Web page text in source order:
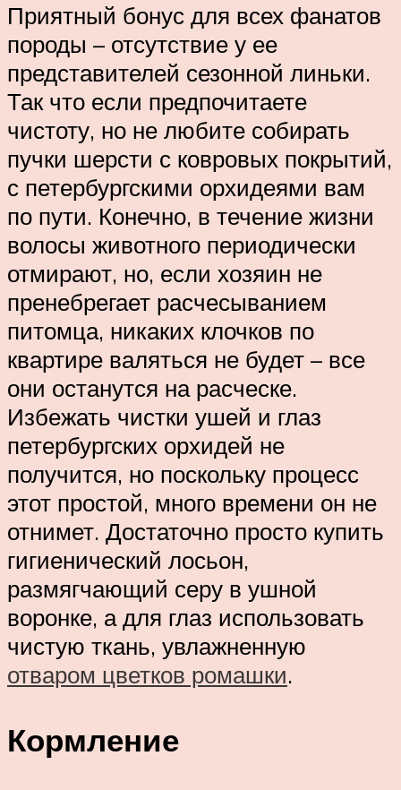
Приятный бонус для всех фанатов
породы – отсутствие у ее
представителей сезонной линьки.
Так что если предпочитаете
чистоту, но не любите собирать
пучки шерсти с ковровых покрытий,
с петербургскими орхидеями вам
по пути. Конечно, в течение жизни
волосы животного периодически
отмирают, но, если хозяин не
пренебрегает расчесыванием
питомца, никаких клочков по
квартире валяться не будет – все
они останутся на расческе.
Избежать чистки ушей и глаз
петербургских орхидей не
получится, но поскольку процесс
этот простой, много времени он не
отнимет. Достаточно просто купить
гигиенический лосьон,
размягчающий серу в ушной
воронке, а для глаз использовать
чистую ткань, увлажненную
отваром цветков ромашки.
Кормление